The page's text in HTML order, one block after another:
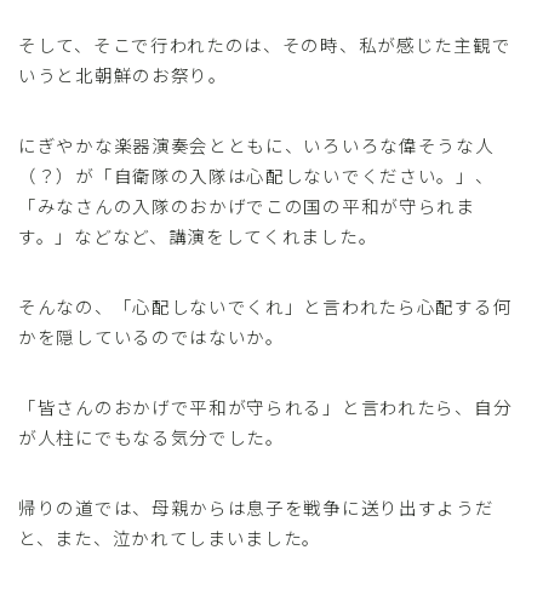
そして、そこで行われたのは、その時、私が感じた主観で
いうと北朝鮮のお祭り。
にぎやかな楽器演奏会とともに、いろいろな偉そうな人
（？）が「自衛隊の入隊は心配しないでください。」、
「みなさんの入隊のおかげでこの国の平和が守られま
す。」などなど、講演をしてくれました。
そんなの、「心配しないでくれ」と言われたら心配する何
かを隠しているのではないか。
「皆さんのおかげで平和が守られる」と言われたら、自分
が人柱にでもなる気分でした。
帰りの道では、母親からは息子を戦争に送り出すようだ
と、また、泣かれてしまいました。